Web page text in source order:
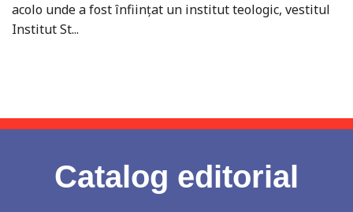
acolo unde a fost înființat un institut teologic, vestitul
Institut St...
Catalog editorial